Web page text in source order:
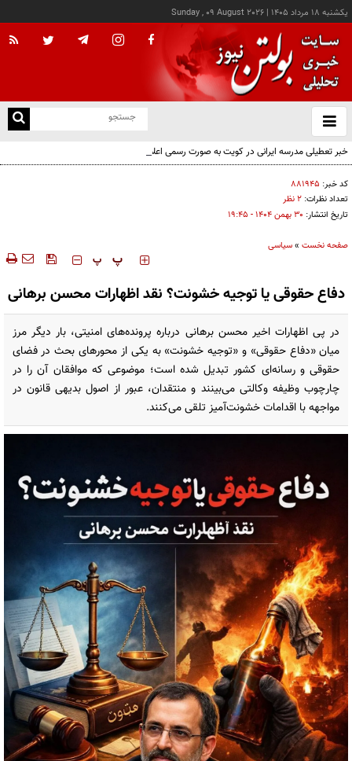
يکشنبه ۱۸ مرداد ۱۴۰۵ |
Sunday , 09 August 2026
باز
و
خبر تعطیلی مدرسه ایرانی در کویت به صورت رسمی اعلام نشده
کد خبر: ۸۸۱۹۴۵
تعداد نظرات: ۲ نظر
تاریخ انتشار: ۳۰ بهمن ۱۴۰۴ - ۱۹:۴۵
صفحه نخست »سیاسی
‍‍‍ پ پ
دفاع حقوقی یا توجیه خشونت؟ نقد اظهارات محسن برهانی
در پی اظهارات اخیر محسن برهانی درباره پرونده‌های امنیتی، بار دیگر مرز
میان «دفاع حقوقی» و «توجیه خشونت» به یکی از محورهای بحث در فضای
حقوقی و رسانه‌ای کشور تبدیل شده است؛ موضوعی که موافقان آن را در
چارچوب وظیفه وکالتی می‌بینند و منتقدان، عبور از اصول بدیهی قانون در
مواجهه با اقدامات خشونت‌آمیز تلقی می‌کنند.